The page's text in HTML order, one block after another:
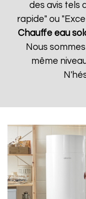
des avis tels
rapide" ou
Chauffe eau
Nous
même